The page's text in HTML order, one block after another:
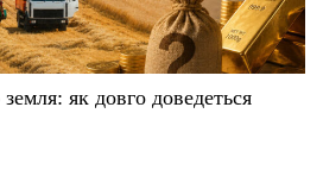
як довго доведеться